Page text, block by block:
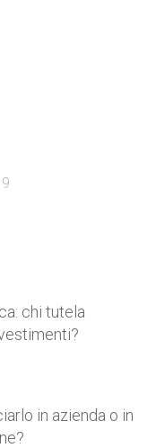
chi tutela
in azienda o in